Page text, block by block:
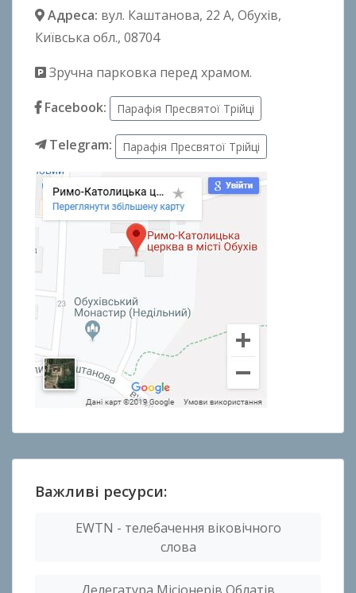
Адреса: вул. Каштанова, 22 А, Обухів,
Київська обл., 08704
Зручна парковка перед храмом.
Facebook:
Парафія Пресвятої Трійці
Telegram: Парафія Пресвятої Трійці
Важливі ресурси:
EWTN - телебачення віковічного
слова